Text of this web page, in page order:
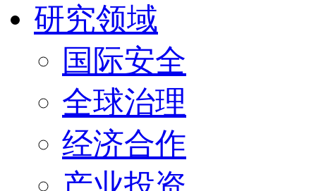
研究领域
国际安全
全球治理
经济合作